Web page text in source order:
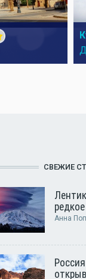
СВЕЖИЕ
Анна